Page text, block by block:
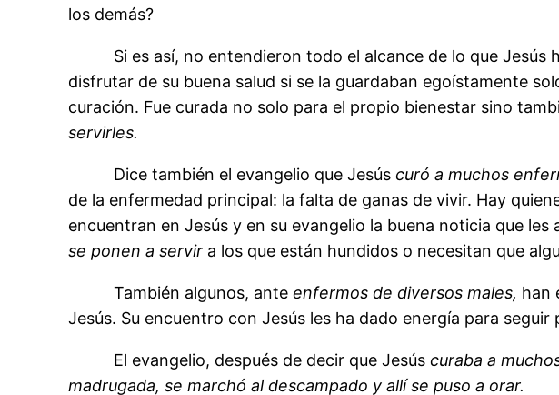
los demás?
Si es así, no entendieron todo el alcance de lo que Jesús
disfrutar de su buena salud si se la guardaban egoístamente
curación. Fue curada no solo para el propio bienestar sino
servirles.
Dice también el evangelio que Jesúscuró a muchos
de la enfermedad principal: la falta de ganas de vivir. Hay
encuentran en Jesús y en su evangelio la buena noticia que
se ponen a servir a los que están hundidos o necesitan que
También algunos, anteenfermos de diversos males, han
Jesús. Su encuentro con Jesús les ha dado energía para
El evangelio, después de decir que Jesúscuraba a
madrugada, se marchó al descampado y allí se puso a orar.